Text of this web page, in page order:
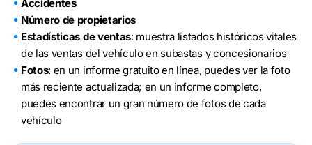
Accidentes
Número de propietarios
Estadísticas de ventas: muestra listados históricos vitales
de las ventas del vehículo en subastas y concesionarios
Fotos: en un informe gratuito en línea, puedes ver la foto
más reciente actualizada; en un informe completo,
puedes encontrar un gran número de fotos de cada
vehículo